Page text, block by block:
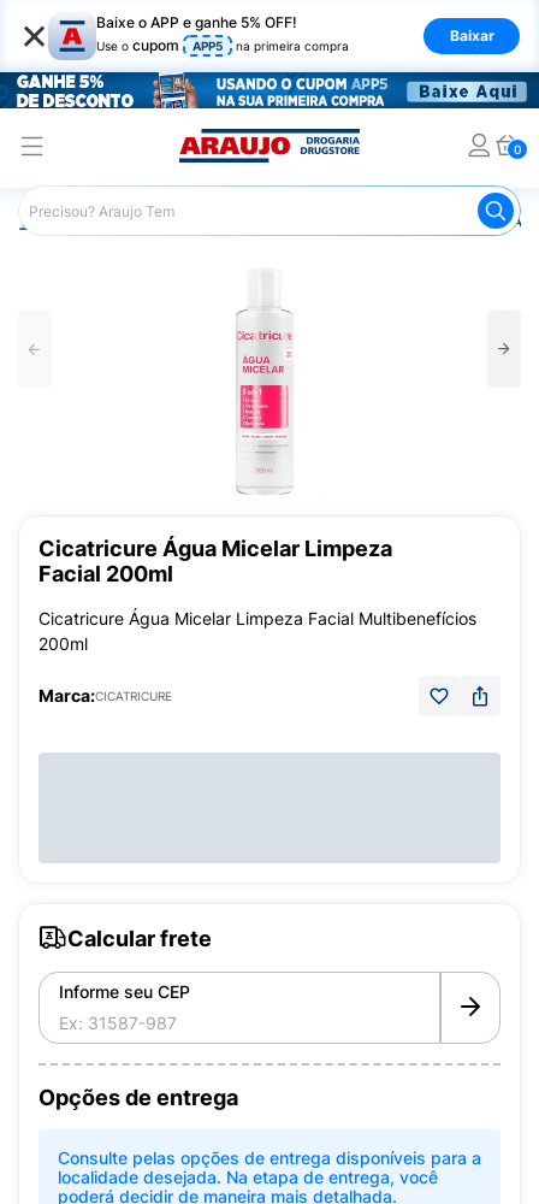
× Baixe o APP e ganhe 5% OFF!
Use o cupom APP5 na primeira compra
Baixar
0
Araujo Beleza e Cuidados Cuidados com o Rosto
Cicatricure Água Micelar Limpeza
Facial 200ml
Cicatricure Água Micelar Limpeza Facial Multibenefícios
200ml
Marca:CICATRICURE
Calcular frete
Informe seu CEP
Opções de entrega
Consulte pelas opções de entrega disponíveis para a
localidade desejada. Na etapa de entrega, você
poderá decidir de maneira mais detalhada.